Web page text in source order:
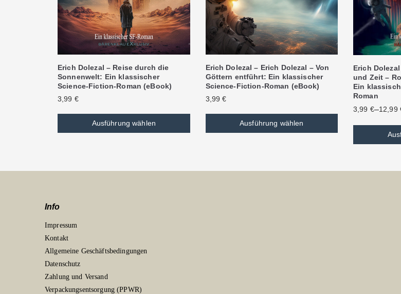
Erich Dolezal – Reise durch die
Sonnenwelt: Ein klassischer
Science-Fiction-Roman (eBook)
3,99 €
Ausführung wählen
Erich Dolezal – Erich Dolezal – Von
Göttern entführt: Ein klassischer
Science-Fiction-Roman (eBook)
3,99€
Ausführung wählen
Erich
und Zeit –
Ein
Roman
3,99 €–12,99
Info
Impressum
Kontakt
Allgemeine Geschäftsbedingungen
Datenschutz
Zahlung und Versand
Verpackungsentsorgung (PPWR)